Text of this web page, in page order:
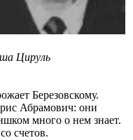
Цируль
Березовскому.
Абрамович: они
много о нем знает.
счетов.